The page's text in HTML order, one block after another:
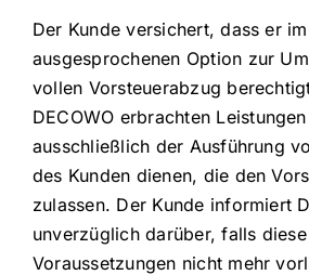
Der Kunde versichert, dass er
ausgesprochenen Option zur
vollen Vorsteuerabzug
DECOWO erbrachten
ausschließlich der Ausführung
des Kunden dienen, die den
zulassen. Der Kunde informiert
unverzüglich darüber, falls diese
Voraussetzungen nicht mehr